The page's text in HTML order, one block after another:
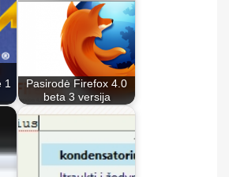
1
Pasirodė Firefox 4.0
beta 3 versija